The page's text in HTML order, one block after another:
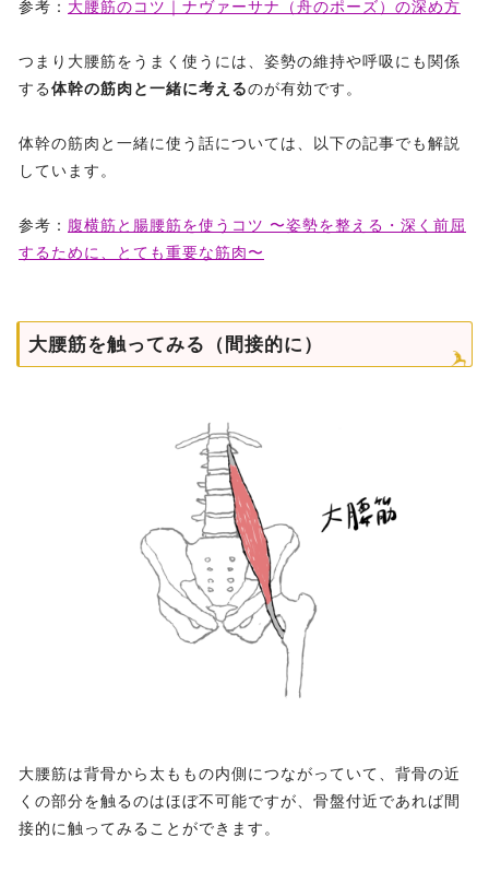
参考： 大腰筋のコツ｜ナヴァーサナ（舟のポーズ）の深め方
つまり大腰筋をうまく使うには、姿勢の維持や呼吸にも関係
する体幹の筋肉と一緒に考えるのが有効です。
体幹の筋肉と一緒に使う話については、以下の記事でも解説
しています。
参考： 腹横筋と腸腰筋を使うコツ 〜姿勢を整える・深く前屈
するために、とても重要な筋肉〜
大腰筋を触ってみる（間接的に）
大腰筋は背骨から太ももの内側につながっていて、背骨の近
くの部分を触るのはほぼ不可能ですが、骨盤付近であれば間
接的に触ってみることができます。